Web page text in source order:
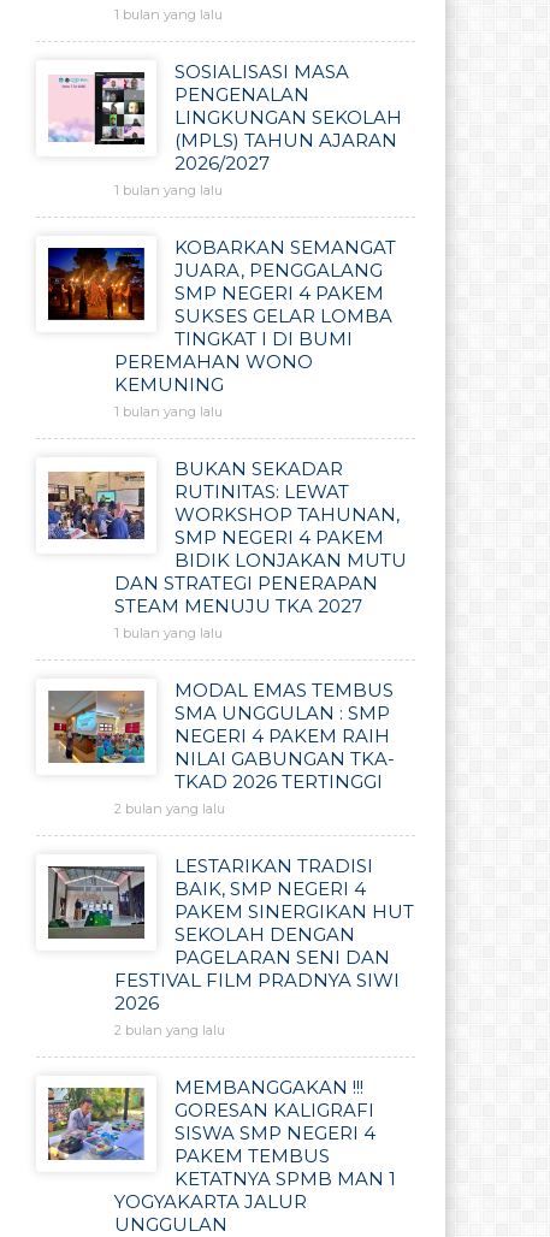
1 bulan yang lalu
SOSIALISASI MASA
PENGENALAN
LINGKUNGAN SEKOLAH
(MPLS) TAHUN AJARAN
2026/2027
1 bulan yang lalu
KOBARKAN SEMANGAT
JUARA, PENGGALANG
SMP NEGERI 4 PAKEM
SUKSES GELAR LOMBA
TINGKAT I DI BUMI
PEREMAHAN WONO
KEMUNING
1 bulan yang lalu
BUKAN SEKADAR
RUTINITAS: LEWAT
WORKSHOP TAHUNAN,
SMP NEGERI 4 PAKEM
BIDIK LONJAKAN MUTU
DAN STRATEGI PENERAPAN
STEAM MENUJU TKA 2027
1 bulan yang lalu
MODAL EMAS TEMBUS
SMA UNGGULAN : SMP
NEGERI 4 PAKEM RAIH
NILAI GABUNGAN TKA-
TKAD 2026 TERTINGGI
2 bulan yang lalu
LESTARIKAN TRADISI
BAIK, SMP NEGERI 4
PAKEM SINERGIKAN HUT
SEKOLAH DENGAN
PAGELARAN SENI DAN
FESTIVAL FILM PRADNYA SIWI
2026
2 bulan yang lalu
MEMBANGGAKAN !!!
GORESAN KALIGRAFI
SISWA SMP NEGERI 4
PAKEM TEMBUS
KETATNYA SPMB MAN 1
YOGYAKARTA JALUR
UNGGULAN